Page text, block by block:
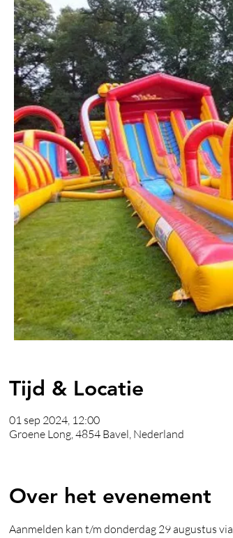
Tijd & Locatie
01 sep 2024, 12:00
Groene Long, 4854 Bavel, Nederland
Over het evenement
Aanmelden kan t/m donderdag 29 augustus via